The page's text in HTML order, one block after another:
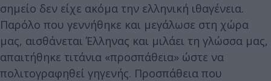
σημείο δεν είχε ακόμα την ελληνική ιθαγένεια.
Παρόλο που γεννήθηκε και μεγάλωσε στη χώρα
μας, αισθάνεται Έλληνας και μιλάει τη γλώσσα μας,
απαιτήθηκε τιτάνια «προσπάθεια» ώστε να
πολιτογραφηθεί γηγενής. Προσπάθεια που